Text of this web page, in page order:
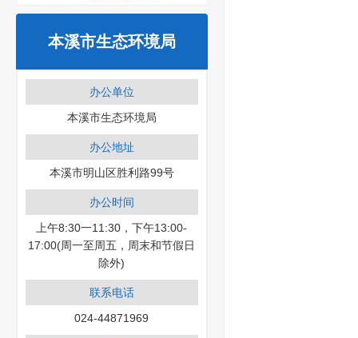
本溪市生态环境局
办公单位
本溪市生态环境局
办公地址
本溪市明山区胜利路99号
办公时间
上午8:30一11:30，下午13:00-
17:00(周一至周五，周末和节假日
除外)
联系电话
024-44871969